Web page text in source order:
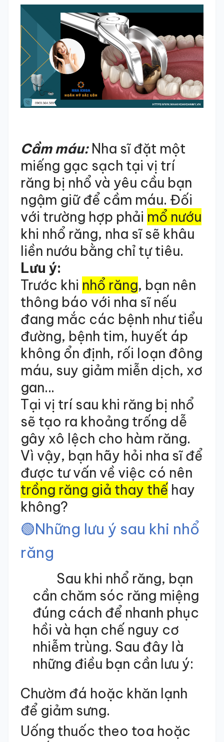
Cầm máu: Nha sĩ đặt một
miếng gạc sạch tại vị trí
răng bị nhổ và yêu cầu bạn
ngậm giữ để cầm máu. Đối
với trường hợp phải mổ nướu
khi nhổ răng, nha sĩ sẽ khâu
liền nướu bằng chỉ tự tiêu.
Lưu ý:
Trước khi nhổ răng, bạn nên
thông báo với nha sĩ nếu
đang mắc các bệnh như tiểu
đường, bệnh tim, huyết áp
không ổn định, rối loạn đông
máu, suy giảm miễn dịch, xơ
gan…
Tại vị trí sau khi răng bị nhổ
sẽ tạo ra khoảng trống dễ
gây xô lệch cho hàm răng.
Vì vậy, bạn hãy hỏi nha sĩ để
được tư vấn về việc có nên
trồng răng giả thay thế hay
không?
🟢Những lưu ý sau khi nhổ
răng
Sau khi nhổ răng, bạn
cần chăm sóc răng miệng
đúng cách để nhanh phục
hồi và hạn chế nguy cơ
nhiễm trùng. Sau đây là
những điều bạn cần lưu ý:
Chườm đá hoặc khăn lạnh
để giảm sưng.
Uống thuốc theo toa hoặc